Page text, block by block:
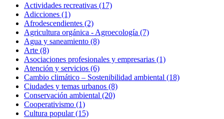
Actividades recreativas (17)
Adicciones (1)
Afrodescendientes (2)
Agricultura orgánica - Agroecología (7)
Agua y saneamiento (8)
Arte (8)
Asociaciones profesionales y empresarias (1)
Atención y servicios (6)
Cambio climático – Sostenibilidad ambiental (18)
Ciudades y temas urbanos (8)
Conservación ambiental (20)
Cooperativismo (1)
Cultura popular(15)